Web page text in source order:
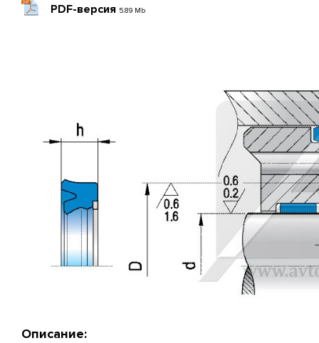
PDF-версия 5.89 Mb
Описание: